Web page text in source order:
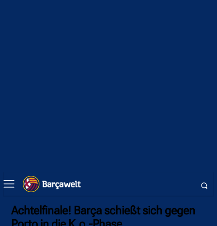
Achtelfinale! Barça schießt sich gegen